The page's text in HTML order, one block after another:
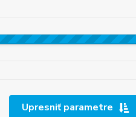
Upresniť parametre